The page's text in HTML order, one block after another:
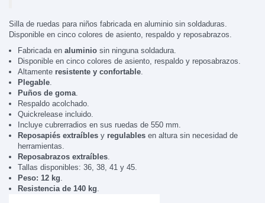
Silla de ruedas para niños fabricada en aluminio sin soldaduras.
Disponible en cinco colores de asiento, respaldo y reposabrazos.
Fabricada en aluminio sin ninguna soldadura.
Disponible en cinco colores de asiento, respaldo y reposabrazos.
Altamente resistente y confortable
Plegable
Puños de goma
Respaldo acolchado.
Quickrelease incluido.
Incluye cubrerradios en sus ruedas de 550 mm.
Reposapiés extraíbles y regulables en altura sin necesidad de
herramientas.
Reposabrazos extraíbles
Tallas disponibles: 36, 38, 41 y 45.
Peso: 12 kg
Resistencia de 140 kg